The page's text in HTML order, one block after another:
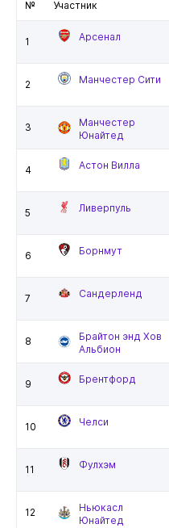
№ Участник
1 Арсенал
2 Манчестер Сити
3
Манчестер
Юнайтед
4 Астон Вилла
5 Ливерпуль
6 Борнмут
7 Сандерленд
8
Брайтон энд Хов
Альбион
9 Брентфорд
10 Челси
11 Фулхэм
12
Ньюкасл
Юнайтед